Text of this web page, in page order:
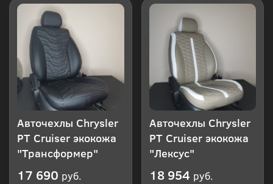
Авточехлы Chrysler
PT Cruiser экокожа
"Трансформер"
17 690 руб.
Авточехлы Chrysler
PT Cruiser экокожа
"Лексус"
18 954 руб.